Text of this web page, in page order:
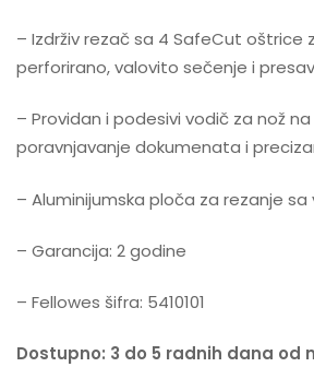
– Izdrživ rezač sa 4 SafeCut oštrice
perforirano, valovito sečenje i
– Providan i podesivi vodič za nož
poravnjavanje dokumenata i
– Aluminijumska ploča za rezanje
– Garancija: 2 godine
– Fellowes šifra: 5410101
Dostupno: 3 do 5 radnih dana od